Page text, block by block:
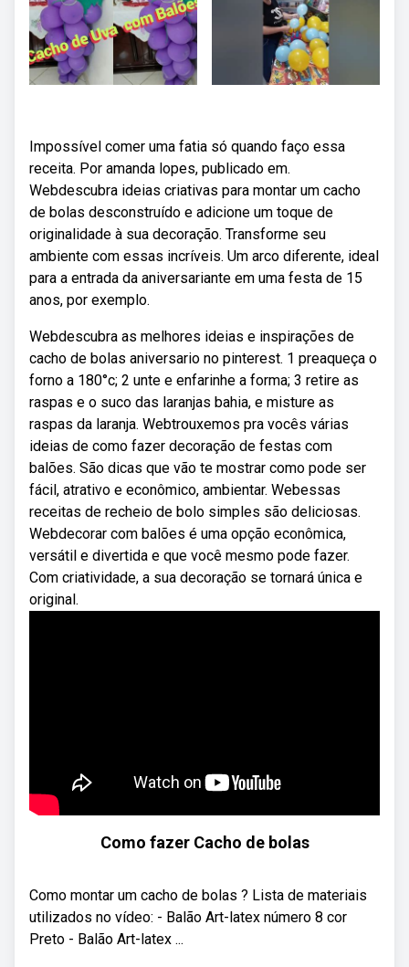
Impossível comer uma fatia só quando faço essa
receita. Por amanda lopes, publicado em.
Webdescubra ideias criativas para montar um cacho
de bolas desconstruído e adicione um toque de
originalidade à sua decoração. Transforme seu
ambiente com essas incríveis. Um arco diferente, ideal
para a entrada da aniversariante em uma festa de 15
anos, por exemplo.
Webdescubra as melhores ideias e inspirações de
cacho de bolas aniversario no pinterest. 1 preaqueça o
forno a 180°c; 2 unte e enfarinhe a forma; 3 retire as
raspas e o suco das laranjas bahia, e misture as
raspas da laranja. Webtrouxemos pra vocês várias
ideias de como fazer decoração de festas com
balões. São dicas que vão te mostrar como pode ser
fácil, atrativo e econômico, ambientar. Webessas
receitas de recheio de bolo simples são deliciosas.
Webdecorar com balões é uma opção econômica,
versátil e divertida e que você mesmo pode fazer.
Com criatividade, a sua decoração se tornará única e
original.
Como fazer Cacho de bolas
Como montar um cacho de bolas ? Lista de materiais
utilizados no vídeo: - Balão Art-latex número 8 cor
Preto - Balão Art-latex ...